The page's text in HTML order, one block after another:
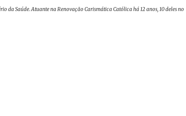
Saúde. Atuante na Renovação Carismática Católica há 12 anos, 10 deles no